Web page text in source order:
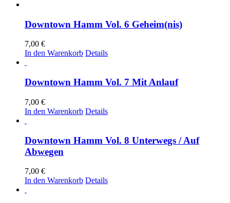
Downtown Hamm Vol. 6 Geheim(nis)
7,00 €
In den Warenkorb Details
Downtown Hamm Vol. 7 Mit Anlauf
7,00 €
In den Warenkorb Details
Downtown Hamm Vol. 8 Unterwegs / Auf
Abwegen
7,00 €
In den Warenkorb Details